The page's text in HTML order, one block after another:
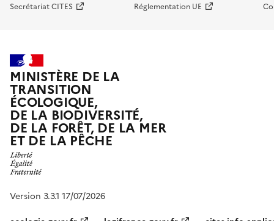
Secrétariat CITES Réglementation UE
MINISTÈRE DE LA
TRANSITION
ÉCOLOGIQUE,
DE LA BIODIVERSITÉ,
DE LA FORÊT, DE LA MER
ET DE LA PÊCHE
Version 3.3.1 17/07/2026